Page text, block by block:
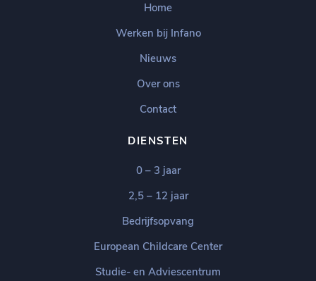
Home
Werken bij Infano
Nieuws
Over ons
Contact
DIENSTEN
0 – 3 jaar
2,5 – 12 jaar
Bedrijfsopvang
European Childcare Center
Studie- en Adviescentrum